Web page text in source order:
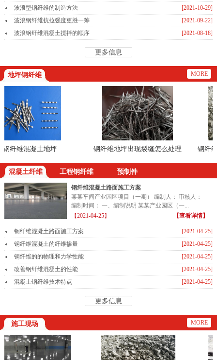
[2021-10-29]
波浪型钢纤维的制造方法
[2021-09-22]
波浪钢纤维抗拉强度更胜一筹
[2021-08-18]
波浪钢纤维混凝土搅拌的顺序
更多信息
地坪钢纤维 MORE
维混凝土地坪 钢纤维地坪出现裂缝怎么处理 钢纤维
混凝土纤维 工程钢纤维 预制件
钢纤维混凝土路面施工方案
某某车间产业园区项目（一期） 编制人： 审核人：
编制时间： 一、编制说明 某某产业园区（一...
【2021-04-25】
【查看详情】
[2021-04-25]
钢纤维混凝土路面施工方案
[2021-04-25]
钢纤维混凝土的纤维掺量
[2021-04-25]
钢纤维的的物理和力学性能
[2021-04-25]
改善钢纤维混凝土的性能
[2021-04-25]
混凝土钢纤维技术特点
更多信息
施工现场 MORE